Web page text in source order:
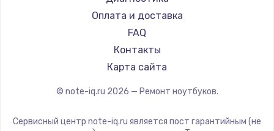
Ремонт ноутбуков Teclast
Ремонт ноутбуков CHUWI
Ремонт ноутбуков Colorful
Getac
Epson
Philips
LG
Thunderobot
Оплата и доставка
FAQ
Контакты
Карта сайта
© note-iq.ru 2026 — Ремонт ноутбуков.
Сервисный центр note-iq.ru является пост гарантийным (не